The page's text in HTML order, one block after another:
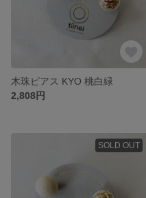
木珠ピアス KYO 桃白緑
2,808円
SOLD OUT